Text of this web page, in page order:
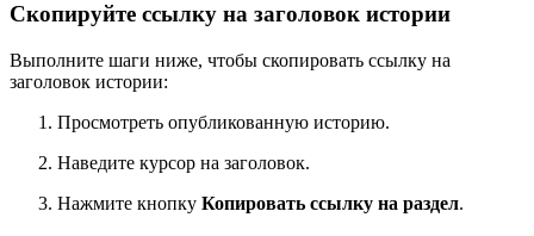
Скопируйте ссылку на заголовок истории
Выполните шаги ниже, чтобы скопировать ссылку на
заголовок истории:
Просмотреть опубликованную историю.
Наведите курсор на заголовок.
Нажмите кнопку Копировать ссылку на раздел.